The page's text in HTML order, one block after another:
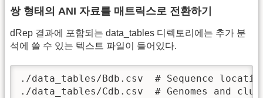
쌍 형태의 ANI 자료를 매트릭스로 전환하기
dRep 결과에 포함되는 data_tables 디렉토리에는 추가 분
석에 쓸 수 있는 텍스트 파일이 들어있다.
./data_tables/Bdb.csv  # Sequence
./data_tables/Cdb.csv  # Genomes and